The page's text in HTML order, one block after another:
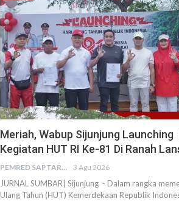
Meriah, Wabup Sijunjung Launching
Kegiatan HUT RI Ke-81 Di Ranah
PEMRED SAPTARIUS 3 Agu 2026
JURNAL SUMBAR| Sijunjung - Dalam rangka
Ulang Tahun (HUT) Kemerdekaan Republik